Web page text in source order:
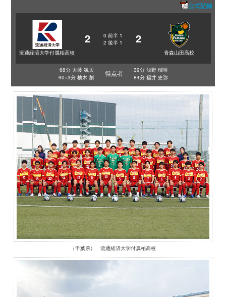
公式記録
流通経済大学付属柏高校
2 0 前半 1
2 後半 1 2
青森山田高校
68分 大藤 颯太
90+3分 柚木 創
得点者
39分 浅野 瑠唯
84分 福井 史弥
（千葉県） 流通経済大学付属柏高校